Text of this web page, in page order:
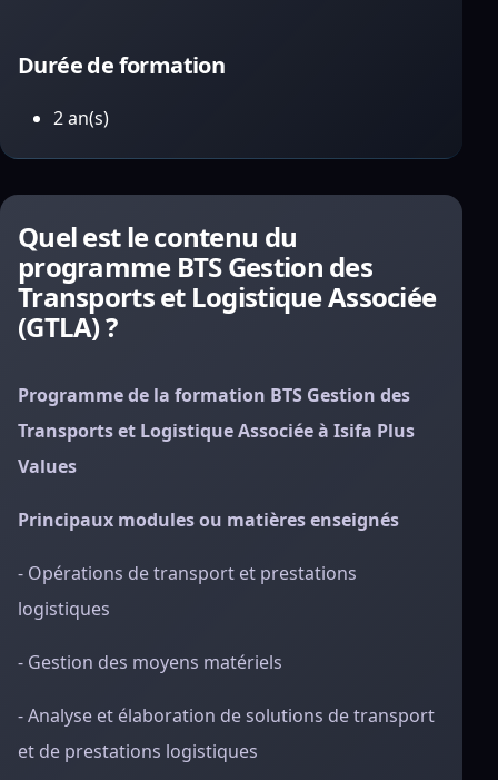
Durée de formation
2 an(s)
Quel est le contenu du
programme BTS Gestion des
Transports et Logistique Associée
(GTLA) ?
Programme de la formation BTS Gestion des
Transports et Logistique Associée à Isifa Plus
Values
Principaux modules ou matières enseignés
- Opérations de transport et prestations
logistiques
- Gestion des moyens matériels
- Analyse et élaboration de solutions de transport
et de prestations logistiques